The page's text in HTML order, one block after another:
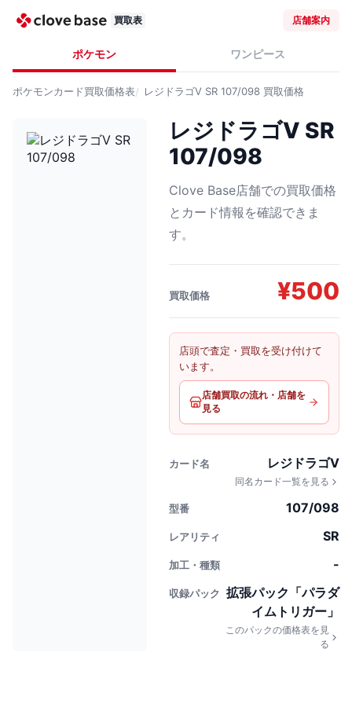
買取表 店舗案内
ポケモン ワンピース
ポケモンカード買取価格表 レジドラゴV SR 107/098 買取価格
レジドラゴV SR
107/098
Clove Base店舗での買取価格
とカード情報を確認できま
す。
買取価格 ¥500
店頭で査定・買取を受け付けて
います。
店舗買取の流れ・店舗を
見る
カード名 レジドラゴV
同名カード一覧を見る
型番 107/098
レアリティ SR
加工・種類 -
収録パック
拡張パック「パラダ
イムトリガー」
このパックの価格表を見
る